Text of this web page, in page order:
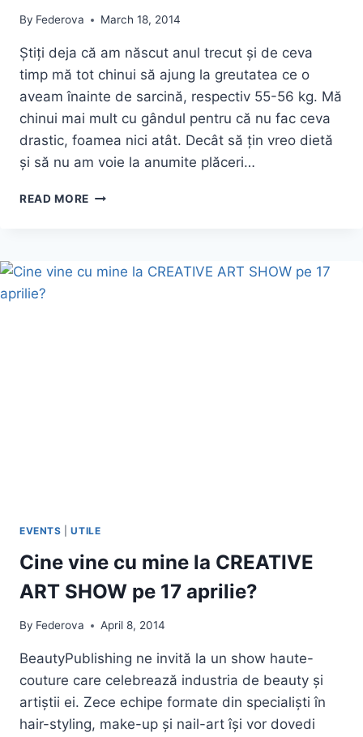
ALLURING
By Federova March 18, 2014
Știți deja că am născut anul trecut și de ceva
timp mă tot chinui să ajung la greutatea ce o
aveam înainte de sarcină, respectiv 55-56 kg. Mă
chinui mai mult cu gândul pentru că nu fac ceva
drastic, foamea nici atât. Decât să țin vreo dietă
și să nu am voie la anumite plăceri…
READ MORE PROCEDURĂ
TESTE:
EVENTS |UTILE
Cine vine cu mine la CREATIVE
ART SHOW pe 17 aprilie?
By Federova April 8, 2014
BeautyPublishing ne invită la un show haute-
couture care celebrează industria de beauty și
artiștii ei. Zece echipe formate din specialiști în
hair-styling, make-up și nail-art își vor dovedi